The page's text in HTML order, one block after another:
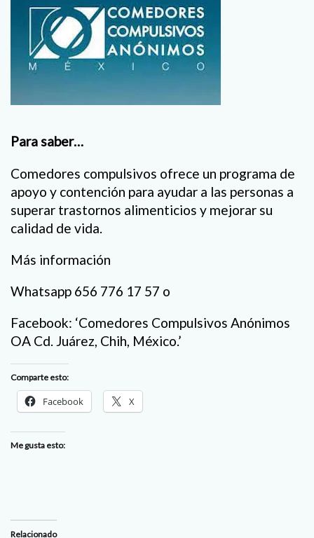
Para saber…
Comedores compulsivos ofrece un programa de
apoyo y contención para ayudar a las personas a
superar trastornos alimenticios y mejorar su
calidad de vida.
Más información
Whatsapp 656 776 17 57 o
Facebook: ‘Comedores Compulsivos Anónimos
OA Cd. Juárez, Chih, México.’
Comparte esto:
Facebook X
Me gusta esto:
Relacionado